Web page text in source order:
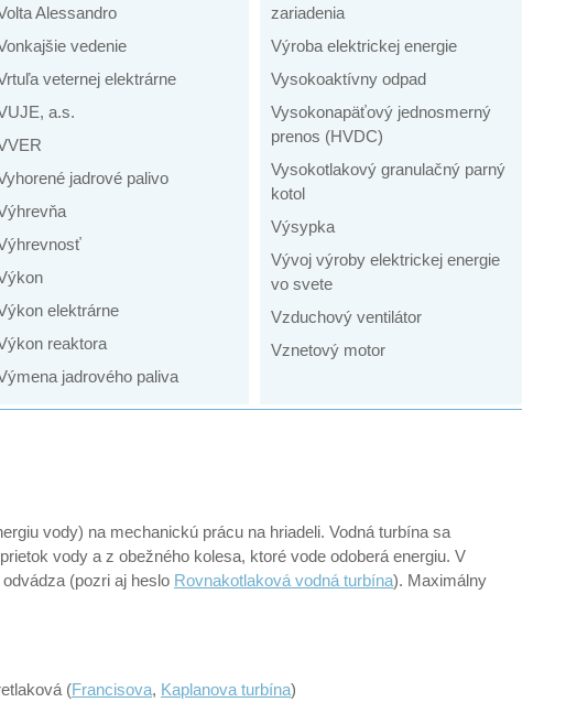
Alessandro
vedenie
veternej elektrárne
a.s.
jadrové palivo
elektrárne
reaktora
jadrového paliva
zariadenia
Výroba elektrickej energie
Vysokoaktívny odpad
Vysokonapäťový jednosmerný
prenos (HVDC)
Vysokotlakový granulačný parný
kotol
Výsypka
Vývoj výroby elektrickej energie
vo svete
Vzduchový ventilátor
Vznetový motor
vody) na mechanickú prácu na hriadeli. Vodná turbína sa
vody a z obežného kolesa, ktoré vode odoberá energiu. V
(pozri aj heslo Rovnakotlaková vodná turbína). Maximálny
(Francisova, Kaplanova turbína)